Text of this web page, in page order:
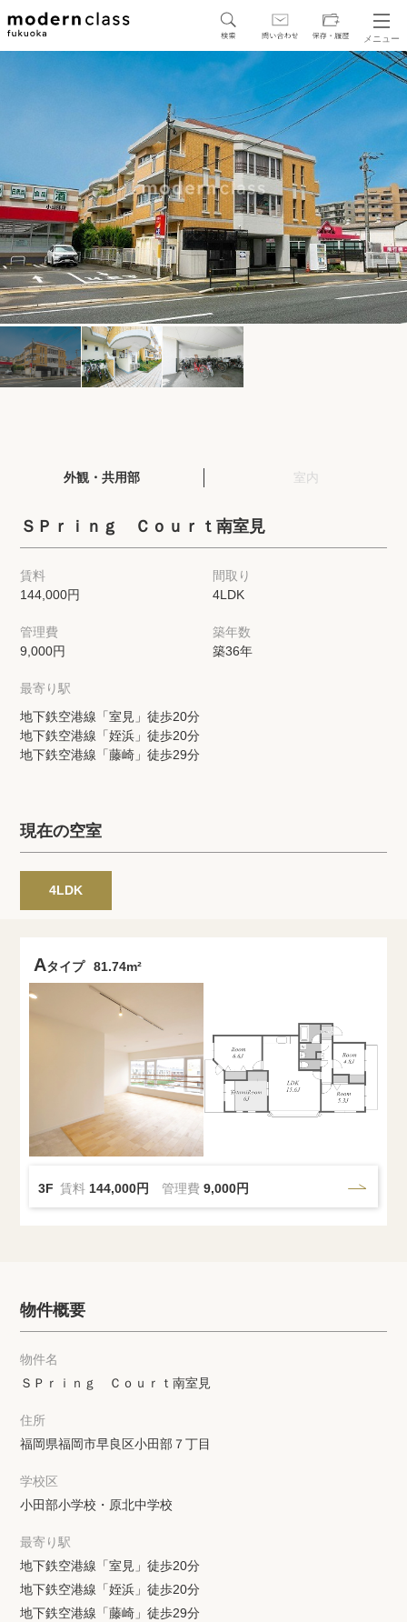
メニュー
SEARCH
駅・路線から探す
区から探す
人気エリアから探す
アクセスランキング
保存した検索条件
店舗・スタッフ紹介
希望条件を伝えてプロに探してもらう
来店予約
各種お問い合わせ
高級賃貸物件コラム
プライバシーポリシー
外観・共用部 室内
ＳＰｒｉｎｇ Ｃｏｕｒｔ南室見
賃料
144,000円
間取り
4LDK
管理費
9,000円
築年数
築36年
最寄り駅
地下鉄空港線「室見」徒歩20分
地下鉄空港線「姪浜」徒歩20分
地下鉄空港線「藤崎」徒歩29分
現在の空室
4LDK
Aタイプ 81.74m²
3F 賃料 144,000円 管理費9,000円
物件概要
物件名
ＳＰｒｉｎｇ Ｃｏｕｒｔ南室見
住所
福岡県福岡市早良区小田部７丁目
学校区
小田部小学校・原北中学校
最寄り駅
地下鉄空港線「室見」徒歩20分
地下鉄空港線「姪浜」徒歩20分
地下鉄空港線「藤崎」徒歩29分